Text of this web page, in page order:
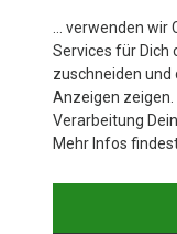
… verwenden wir
Services für Dich
zuschneiden
Anzeigen
Verarbeitung
Mehr Infos